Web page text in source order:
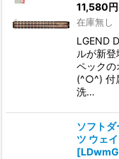
11,580円
在庫無し
LGEND
ルが新
ペック
(^○^) 付
洗…
ソフトダ
ツ ウェ
[